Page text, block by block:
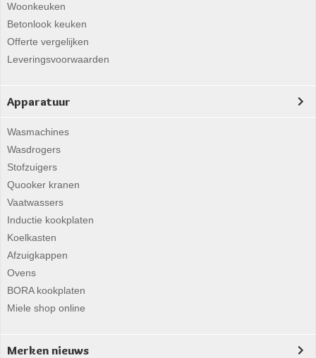
Woonkeuken
Betonlook keuken
Offerte vergelijken
Leveringsvoorwaarden
Apparatuur
Wasmachines
Wasdrogers
Stofzuigers
Quooker kranen
Vaatwassers
Inductie kookplaten
Koelkasten
Afzuigkappen
Ovens
BORA kookplaten
Miele shop online
Merken nieuws